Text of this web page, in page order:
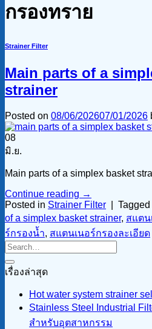
กรองทราย
Strainer Filter
Main parts of a
strainer
Posted on 08/06/202607/01/2026
08
มิ.ย.
Main parts of a simplex basket
Continue reading →
Posted in Strainer Filter Tagged
of a simplex basket strainer, สแตน
ร์กรองน้ำ, สแตนเนอร์กรองละเอียด
เรื่องล่าสุด
Hot water system strainer
Stainless Steel Industrial
สำหรับอุตสาหกรรม